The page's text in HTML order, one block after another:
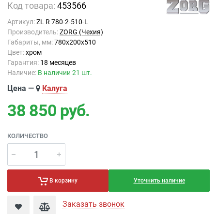
Код товара: 453566
Артикул:ZL R 780-2-510-L
Производитель:ZORG (Чехия)
Габариты, мм:780х200х510
Цвет:хром
Гарантия: 18 месяцев
Наличие: В наличии 21 шт.
Цена — Калуга
38 850 руб.
КОЛИЧЕСТВО
В корзину Уточнить наличие
Заказать звонок